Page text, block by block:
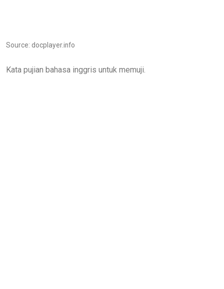
Source: docplayer.info
Kata pujian bahasa inggris untuk memuji.